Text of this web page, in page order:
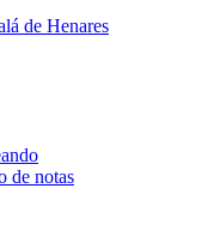
de Henares
de notas